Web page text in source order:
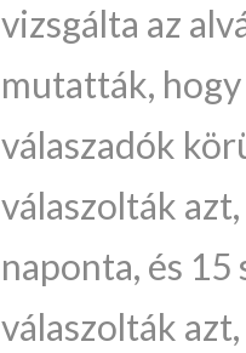
vizsgálta az
mutatták,
válaszadók
válaszolták
naponta, és 15
válaszolták